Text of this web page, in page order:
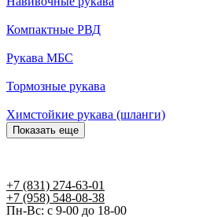
Компактные РВД
Рукава МБС
Тормозные рукава
Химстойкие рукава (шланги)
Показать еще
+7 (831) 274-63-01
+7 (958) 548-08-38
Пн-Вс: с 9-00 до 18-00